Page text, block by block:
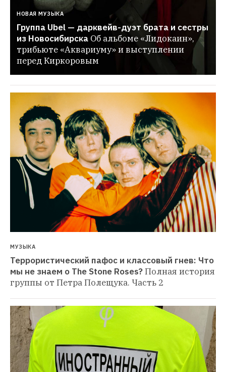
НОВАЯ МУЗЫКА
Группа Ubel — дарквейв-дуэт брата и сестры
из Новосибирска Об альбоме «Лидокаин»,
трибьюте «Аквариуму» и выступлении
перед Киркоровым
МУЗЫКА
Террористический пафос и классовый гнев: Что
мы не знаем о The Stone Roses?Полная история
группы от Петра Полещука. Часть 2